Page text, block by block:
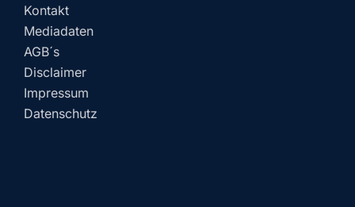
Kontakt
Mediadaten
AGB´s
Disclaimer
Impressum
Datenschutz